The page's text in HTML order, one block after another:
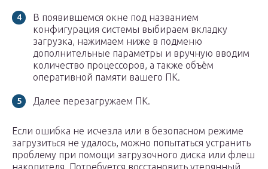
В появившемся окне под названием
конфигурация системы выбираем вкладку
загрузка, нажимаем ниже в подменю
дополнительные параметры и вручную вводим
количество процессоров, а также объём
оперативной памяти вашего ПК.
Далее перезагружаем ПК.
Если ошибка не исчезла или в безопасном режиме
загрузиться не удалось, можно попытаться устранить
проблему при помощи загрузочного диска или флеш
накопителя. Потребуется восстановить утерянный